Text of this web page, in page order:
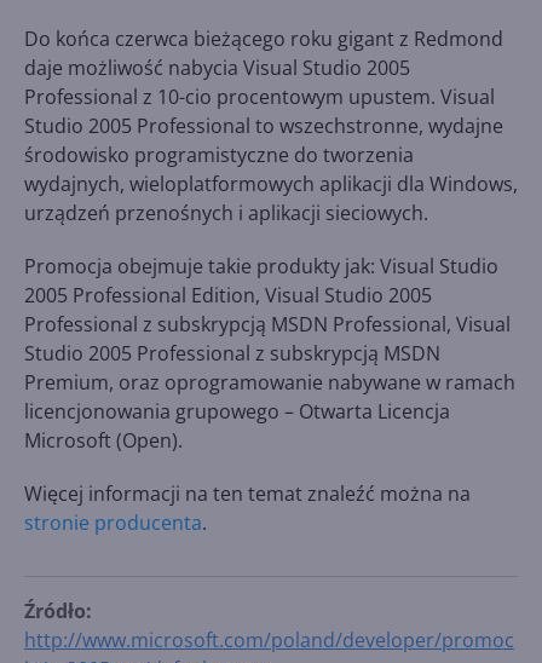
Do końca czerwca bieżącego roku gigant z Redmond
daje możliwość nabycia Visual Studio 2005
Professional z 10-cio procentowym upustem. Visual
Studio 2005 Professional to wszechstronne, wydajne
środowisko programistyczne do tworzenia
wydajnych, wieloplatformowych aplikacji dla Windows,
urządzeń przenośnych i aplikacji sieciowych.
Promocja obejmuje takie produkty jak: Visual Studio
2005 Professional Edition, Visual Studio 2005
Professional z subskrypcją MSDN Professional, Visual
Studio 2005 Professional z subskrypcją MSDN
Premium, oraz oprogramowanie nabywane w ramach
licencjonowania grupowego – Otwarta Licencja
Microsoft (Open).
Więcej informacji na ten temat znaleźć można na
stronie producenta.
Źródło:
http://www.microsoft.com/poland/developer/promoc